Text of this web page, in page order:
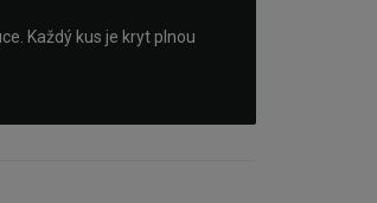
Každý kus je kryt plnou